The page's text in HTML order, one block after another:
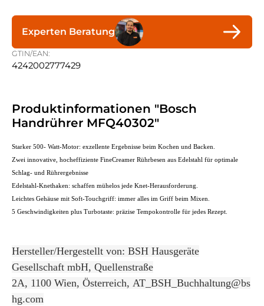
Experten Beratung
GTIN/EAN:
4242002777429
Produktinformationen "Bosch
Handrührer MFQ40302"
Starker 500- Watt-Motor: exzellente Ergebnisse beim Kochen und Backen.
Zwei innovative, hocheffiziente FineCreamer Rührbesen aus Edelstahl für optimale
Schlag- und Rührergebnisse
Edelstahl-Knethaken: schaffen mühelos jede Knet-Herausforderung.
Leichtes Gehäuse mit Soft-Touchgriff: immer alles im Griff beim Mixen.
5 Geschwindigkeiten plus Turbotaste: präzise Tempokontrolle für jedes Rezept.
Hersteller/Hergestellt von: BSH Hausgeräte
Gesellschaft mbH, Quellenstraße
2A, 1100 Wien, Österreich, AT_BSH_Buchhaltung@bs
hg.com